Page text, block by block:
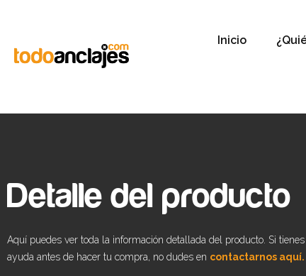
Inicio
Detalle del producto
Aquí puedes ver toda la información detallada del producto. Si
ayuda antes de hacer tu compra, no dudes en contactarnos aquí.